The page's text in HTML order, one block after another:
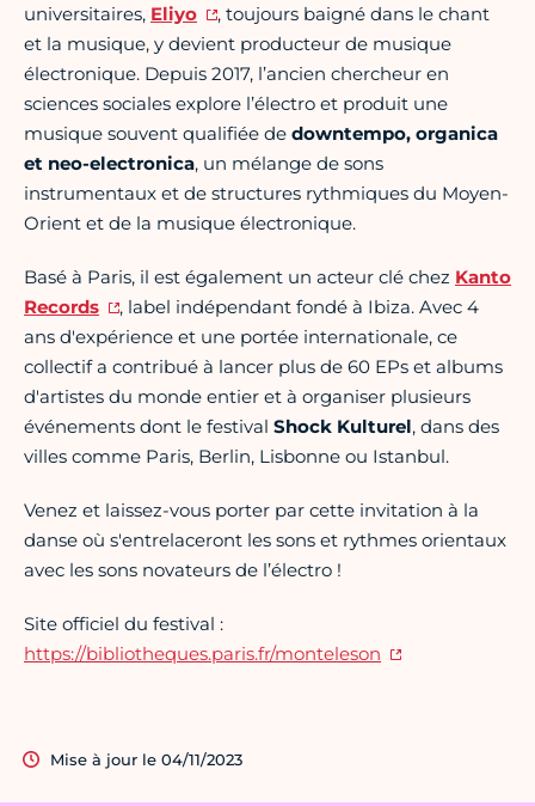
universitaires, Eliyo
, toujours baigné dans le chant
et la musique, y devient producteur de musique
électronique. Depuis 2017, l’ancien chercheur en
sciences sociales explore l’électro et produit une
musique souvent qualifiée de downtempo, organica
et neo-electronica, un mélange de sons
instrumentaux et de structures rythmiques du Moyen-
Orient et de la musique électronique.
Basé à Paris, il est également un acteur clé chez Kanto
Records
, label indépendant fondé à Ibiza. Avec 4
ans d'expérience et une portée internationale, ce
collectif a contribué à lancer plus de 60 EPs et albums
d'artistes du monde entier et à organiser plusieurs
événements dont le festival Shock Kulturel, dans des
villes comme Paris, Berlin, Lisbonne ou Istanbul.
Venez et laissez-vous porter par cette invitation à la
danse où s'entrelaceront les sons et rythmes orientaux
avec les sons novateurs de l’électro !
Site officiel du festival :
https://bibliotheques.paris.fr/monteleson
Mise à jour le 04/11/2023